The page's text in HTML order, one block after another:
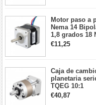
Motor paso a
Nema 14
1,8 grados 18
0,8 A 5,74 V 35
35 x 34 mm 4
€11,25
Caja de
planetaria
TQEG 10:1
contragolpe 15
arcmin para
€40,87